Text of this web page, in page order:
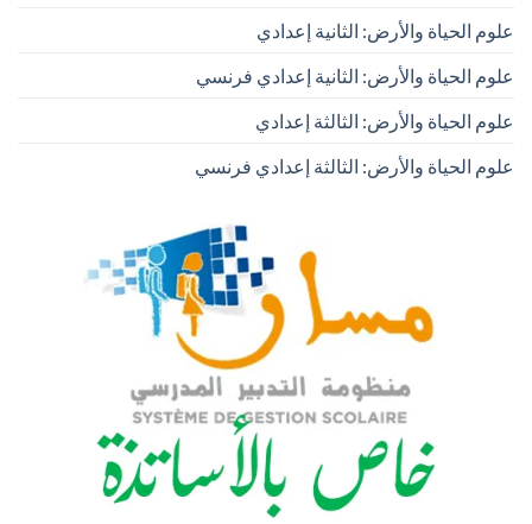
علوم الحياة والأرض: الثانية إعدادي
علوم الحياة والأرض: الثانية إعدادي فرنسي
علوم الحياة والأرض: الثالثة إعدادي
علوم الحياة والأرض: الثالثة إعدادي فرنسي